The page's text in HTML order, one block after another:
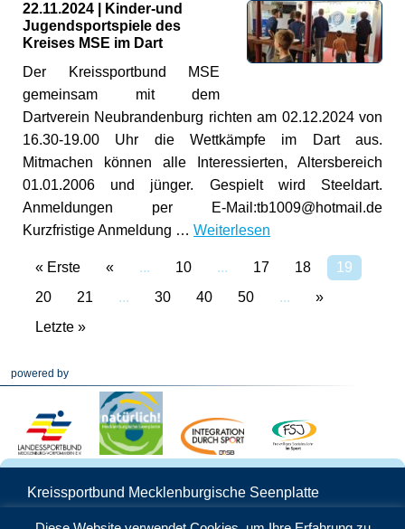
22.11.2024
Kinder-und
Jugendsportspiele des
Kreises MSE im Dart
Der Kreissportbund MSE
gemeinsam mit dem
Dartverein Neubrandenburg richten am 02.12.2024 von
16.30-19.00 Uhr die Wettkämpfe im Dart aus.
Mitmachen können alle Interessierten, Altersbereich
01.01.2006 und jünger. Gespielt wird Steeldart.
Anmeldungen per E-Mail:tb1009@hotmail.de
Kurzfristige Anmeldung … Weiterlesen
« Erste « ... 10 ... 17 18
19
20
21 ... 30 40 50 ...
»
Letzte »
powered by
Kreissportbund Mecklenburgische Seenplatte